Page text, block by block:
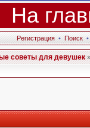
На
Регистрация • Поиск •
советы для девушек